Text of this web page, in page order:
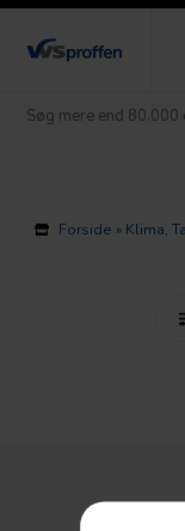
Forside » Klima,